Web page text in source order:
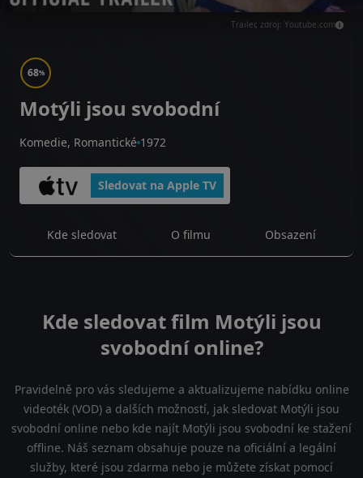
Trailer, zdroj: Youtube.com
68%
Motýli jsou svobodní
Komedie, Romantické 1972
Sledovat na Apple TV
Kde sledovat O filmu Obsazení
Kde sledovat film Motýli jsou
svobodní online?
Pravidelně pro vás sledujeme a aktualizujeme nabídku online
videoték (VOD) a dalších možností, jak sledovat Motýli jsou
svobodní online nebo kde najít Motýli jsou svobodní ke stažení
offline. Náš seznam obsahuje pouze na oficiální a legální
služby, které jsou zdarma nebo je můžete získat pomocí